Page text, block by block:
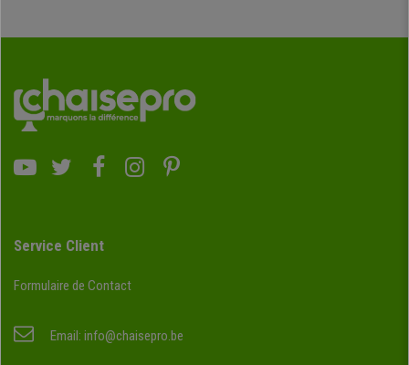
Service Client
Formulaire de Contact
Email: info@chaisepro.be